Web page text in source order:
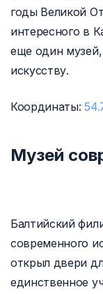
годы Великой
интересного в
еще один
искусству.
Координаты:
Музей
Балтийский
современного
открыл двери
единственное